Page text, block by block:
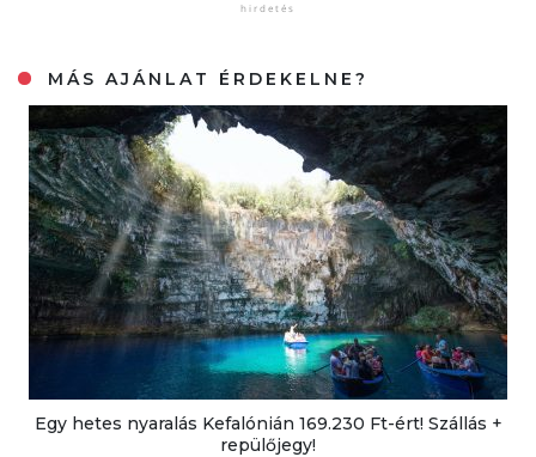
MÁS AJÁNLAT ÉRDEKELNE?
Egy hetes nyaralás Kefalónián 169.230 Ft-ért! Szállás +
repülőjegy!